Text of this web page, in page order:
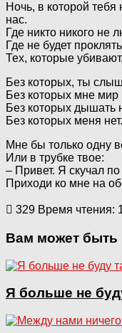
Ночь, в которой тебя
нас.
Где никто никого не
Где не будет
Тех, которые
Без которых, ты
Без которых мне мир
Без которых дышать
Без которых меня нет.
Мне бы только одну
Или в трубке твое:
– Привет. Я скучал
Приходи ко мне на
329 Время чтения:
Вам может быть
Я больше не